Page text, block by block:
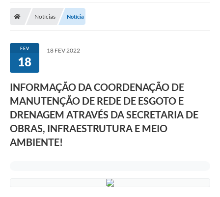
Rádio Cultura FM
Prefeitura
Publicações Oficiais
Educação
Minas Consciente
SIC
Notícias Notícia
FEV
18
18 FEV 2022
INFORMAÇÃO DA COORDENAÇÃO DE
MANUTENÇÃO DE REDE DE ESGOTO E
DRENAGEM ATRAVÉS DA SECRETARIA DE
OBRAS, INFRAESTRUTURA E MEIO
AMBIENTE!